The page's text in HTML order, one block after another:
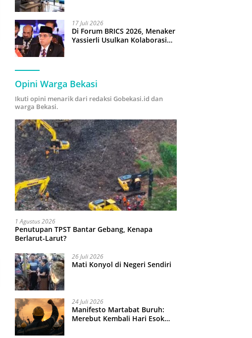
17 Juli 2026
Di Forum BRICS 2026, Menaker
Yassierli Usulkan Kolaborasi
Opini Warga Bekasi
Ikuti opini menarik dari redaksi Gobekasi.id dan
warga Bekasi.
1 Agustus 2026
Penutupan TPST Bantar Gebang, Kenapa
Berlarut-Larut?
26 Juli 2026
Mati Konyol di Negeri Sendiri
24 Juli 2026
Manifesto Martabat Buruh:
Merebut Kembali Hari Esok